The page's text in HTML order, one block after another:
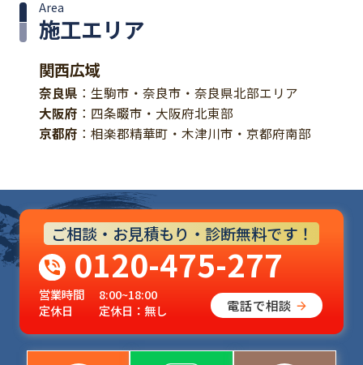
施工エリア
Area
関西広域
奈良県 ：生駒市・奈良市・奈良県北部エリア
大阪府 ：四条畷市・大阪府北東部
京都府 ：相楽郡精華町・木津川市・京都府南部
ご相談・お見積もり・診断無料です！
0120-475-277
営業時間
8:00~18:00
定休日
定休日：無し 電話で相談